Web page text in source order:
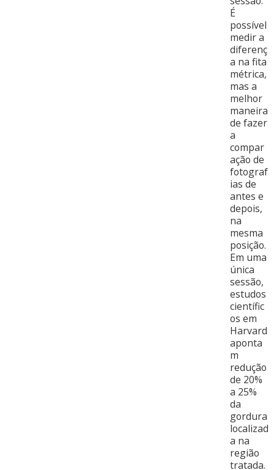
É
possível
medir a
diferenç
a na fita
métrica,
mas a
melhor
maneira
de fazer
a
compar
ação de
fotograf
ias de
antes e
depois,
na
mesma
posição.
Em uma
única
sessão,
estudos
científic
os em
Harvard
aponta
m
redução
de 20%
a 25%
da
gordura
localizad
a na
região
tratada.